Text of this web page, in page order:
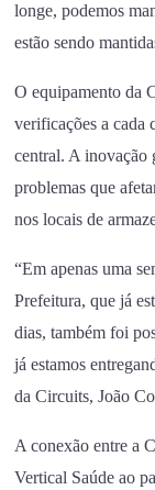
longe, podemos
estão sendo
O equipamento da
verificações a cada
central. A inovação
problemas que
nos locais de
“Em apenas uma
Prefeitura, que já
dias, também foi
já estamos
da Circuits, João
A conexão entre a
Vertical Saúde ao